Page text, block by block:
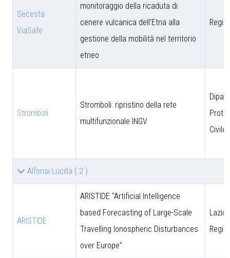
Secesta
ViaSafe
monitoraggio della ricaduta di
cenere vulcanica dell'Etna alla
gestione della mobilità nel territorio
etneo
Stromboli
Stromboli: ripristino della rete
multifunzionale INGV
Civile
Alfonsi Lucilla ( 2 )
ARISTIDE
ARISTIDE “Artificial Intelligence
based Forecasting of Large-Scale
Travelling Ionospheric Disturbances
over Europe”
Lazio